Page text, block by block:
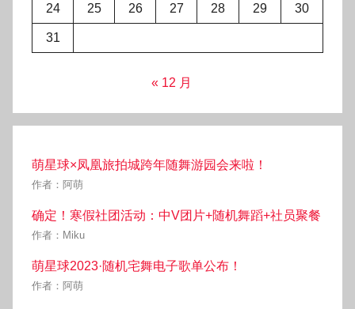
24 25 26 27 28 29 30
31
« 12 月
萌星球×凤凰旅拍城跨年随舞游园会来啦！
作者：阿萌
确定！寒假社团活动：中V团片+随机舞蹈+社员聚餐
作者：Miku
萌星球2023·随机宅舞电子歌单公布！
作者：阿萌